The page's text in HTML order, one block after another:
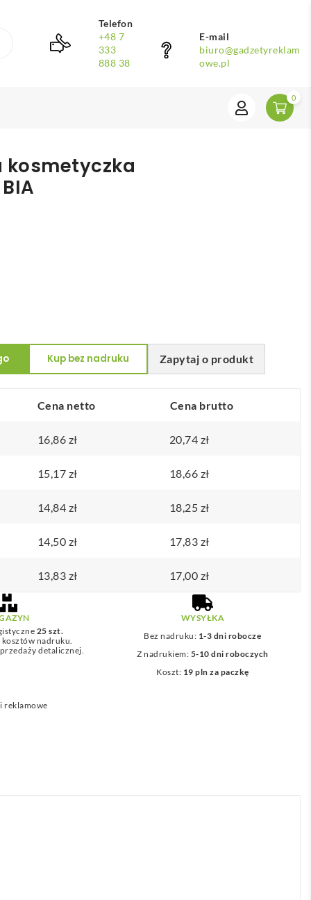
Telefon
+48 7
333
888 38
E-mail
biuro@gadzetyreklam
owe.pl
0
kosmetyczka
Zapytaj o produkt
Kup bez nadruku
Cena netto Cena brutto
16,86 zł 20,74 zł
15,17 zł 18,66 zł
14,84 zł 18,25 zł
14,50 zł 17,83 zł
13,83 zł 17,00 zł
25 szt.
nadruku.
detalicznej.
WYSYŁKA
Bez nadruku: 1-3 dni robocze
Z nadrukiem: 5-10 dni roboczych
Koszt: 19 pln za paczkę
reklamowe